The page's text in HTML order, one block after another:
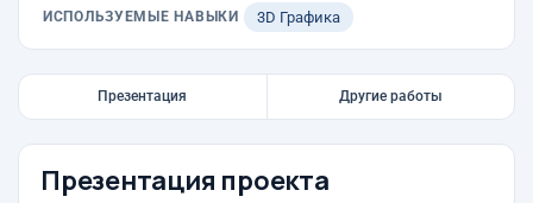
ИСПОЛЬЗУЕМЫЕ НАВЫКИ 3D Графика
Презентация Другие работы
Презентация проекта